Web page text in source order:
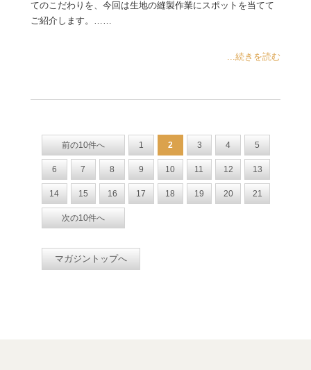
てのこだわりを、今回は生地の縫製作業にスポットを当てて
ご紹介します。……
...続きを読む
前の10件へ 1 2 3 4 5
6 7 8 9 10 11 12 13
14 15 16 17 18 19 20 21
次の10件へ
マガジントップへ